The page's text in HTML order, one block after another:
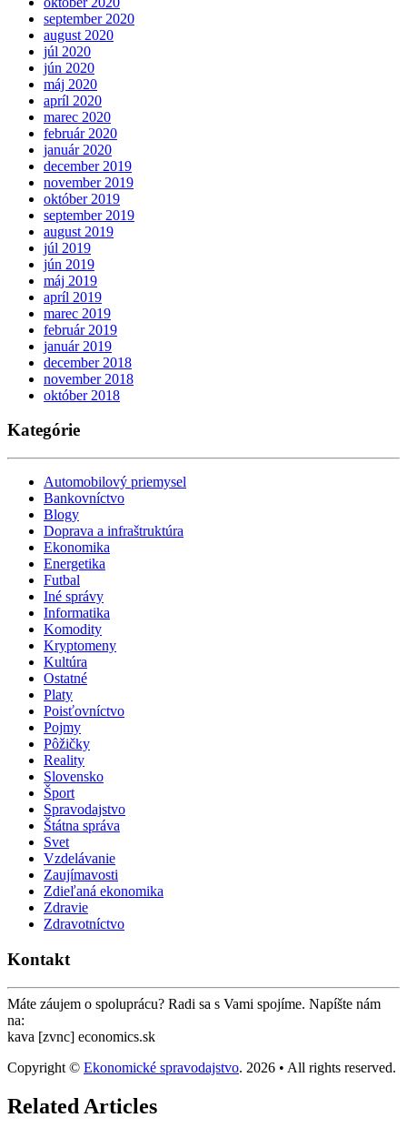
september 2020
august 2020
júl 2020
jún 2020
máj 2020
apríl 2020
marec 2020
február 2020
január 2020
december 2019
november 2019
október 2019
september 2019
august 2019
júl 2019
jún 2019
máj 2019
apríl 2019
marec 2019
február 2019
január 2019
december 2018
november 2018
október 2018
Kategórie
Automobilový priemysel
Bankovníctvo
Blogy
Doprava a infraštruktúra
Ekonomika
Energetika
Futbal
Iné správy
Informatika
Komodity
Kryptomeny
Kultúra
Ostatné
Platy
Poisťovníctvo
Pojmy
Pôžičky
Reality
Slovensko
Šport
Spravodajstvo
Štátna správa
Svet
Vzdelávanie
Zaujímavosti
Zdieľaná ekonomika
Zdravie
Zdravotníctvo
Kontakt
Máte záujem o spoluprácu? Radi sa s Vami spojíme. Napíšte nám
na:
kava [zvnc] economics.sk
Copyright © Ekonomické spravodajstvo. 2026 • All rights reserved.
Related Articles